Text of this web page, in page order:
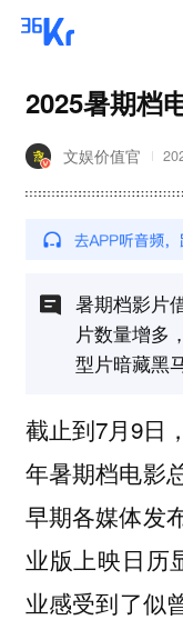
2025暑期档
文娱价值官
暑期档影片
片数量增多
型片暗藏黑马
截止到7月9日
年暑期档电影
早期各媒体发
业版上映日历
业感受到了似